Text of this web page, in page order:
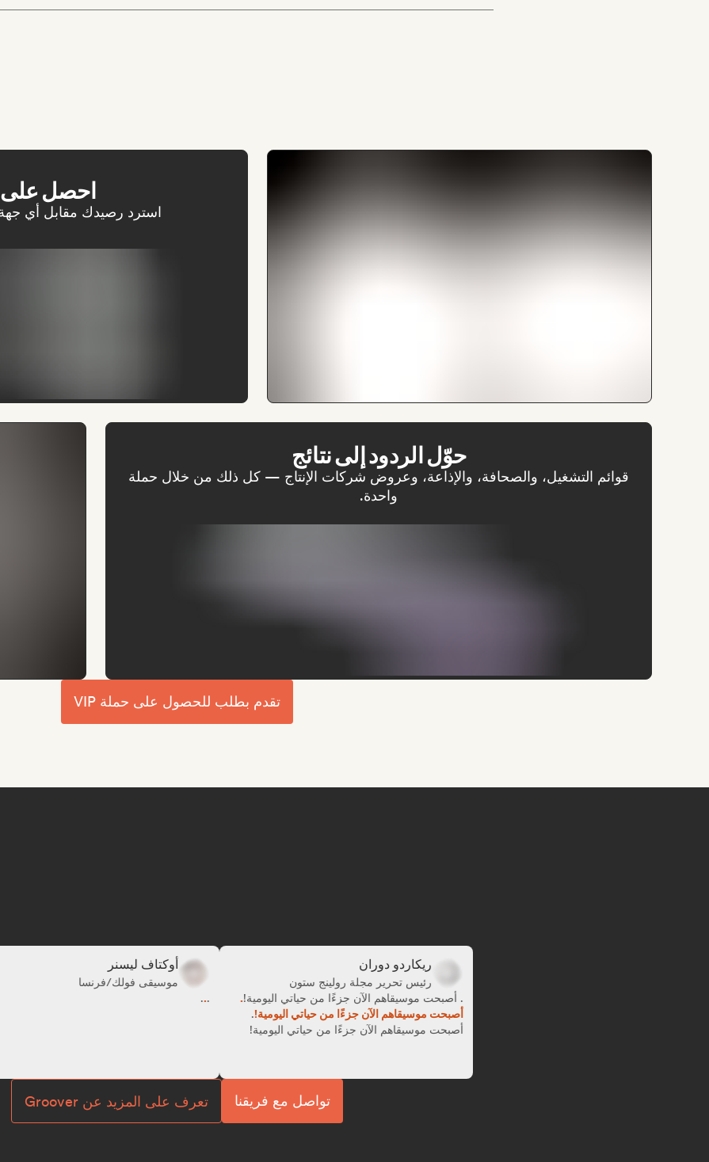
احصل على
استرد رصيدك مقابل أي جهة
حوّل الردود إلى نتائج
قوائم التشغيل، والصحافة، والإذاعة، وعروض شركات الإنتاج — كل ذلك من خلال حملة
واحدة.
تقدم بطلب للحصول على حملة VIP
ريكاردو دوران
رئيس تحرير مجلة رولينج ستون
. أصبحت موسيقاهم الآن جزءًا من حياتي اليومية!.
أصبحت موسيقاهم الآن جزءًا من حياتي اليومية!
أصبحت موسيقاهم الآن جزءًا من حياتي اليومية!
أوكتاف ليسنر
موسيقى فولك/فرنسا
تواصل مع فريقنا تعرف على المزيد عن Groover